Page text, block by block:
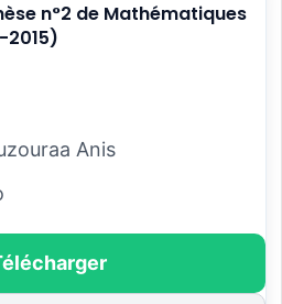
n°2 de Mathématiques
2015)
Anis